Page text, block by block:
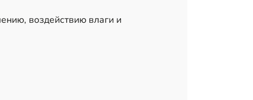
воздействию влаги и